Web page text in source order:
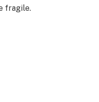
fragile.